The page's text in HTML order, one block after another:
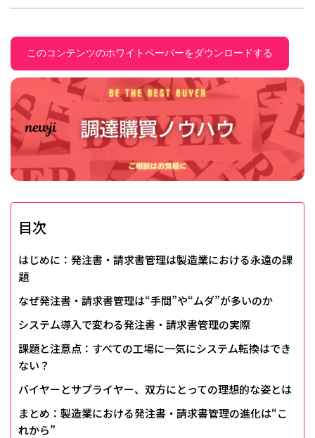
このコンテンツのホワイトペーパーをダウンロードする
目次
はじめに：発注書・請求書管理は製造業における永遠の課
題
なぜ発注書・請求書管理は“手間”や“ムダ”が多いのか
システム導入で変わる発注書・請求書管理の実際
課題と注意点：すべての工場に一気にシステム転換はでき
ない？
バイヤーとサプライヤー、双方にとっての理想的な姿とは
まとめ：製造業における発注書・請求書管理の進化は“こ
れから”